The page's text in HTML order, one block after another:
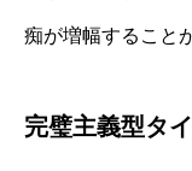
痴が増幅すること
完璧主義型タ